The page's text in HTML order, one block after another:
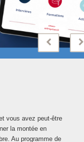
expertises pour
aux humanités
les pratiques de